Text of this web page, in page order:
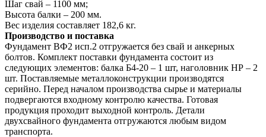
Шаг свай – 1100 мм;
Высота балки – 200 мм.
Вес изделия составляет 182,6 кг.
Производство и поставка
Фундамент ВФ2 исп.2 отгружается без свай и анкерных
болтов. Комплект поставки фундамента состоит из
следующих элементов: балка Б4-20 – 1 шт, наголовник НР – 2
шт. Поставляемые металлоконструкции производятся
серийно. Перед началом производства сырье и материалы
подвергаются входному контролю качества. Готовая
продукция проходит выходной контроль. Детали
двухсвайного фундамента отгружаются любым видом
транспорта.